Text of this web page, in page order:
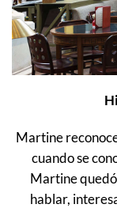
Martine
cuando se
Martine
hablar,